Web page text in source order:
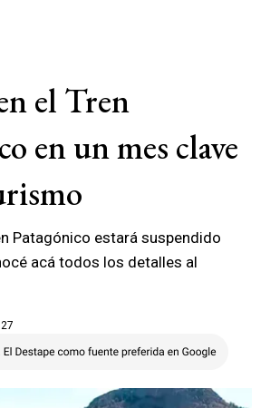
el Tren
en un mes clave
Patagónico estará suspendido
acá todos los detalles al